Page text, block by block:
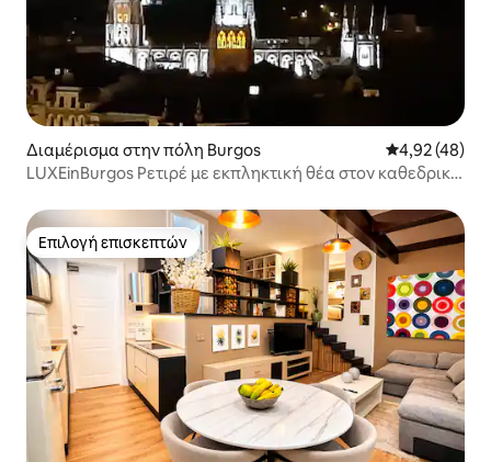
Διαμέρισμα στην πόλη Burgos Μέση
4,92 (48)
LUXEinBurgos Ρετιρέ με εκπληκτική θέα στον καθεδρικό
Επιλογή επισκεπτών
Επιλογή επισκεπτών